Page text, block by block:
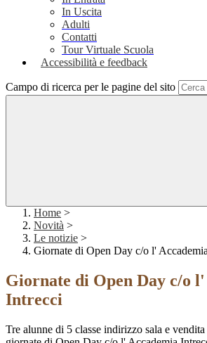
In Uscita
Adulti
Contatti
Tour Virtuale Scuola
Accessibilità e feedback
Campo di ricerca per le pagine del sito
Home >
Novità >
Le notizie >
Giornate di Open Day c/o l'
Giornate di Open Day c/o
Intrecci
Tre alunne di 5 classe indirizzo sala e